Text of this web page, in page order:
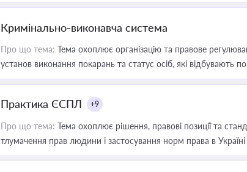
Кримінально-виконавча система
Про що тема: Тема охоплює організацію та правове
установ виконання покарань та статус осіб, які відбувають
Практика ЄСПЛ +9
Про що тема: Тема охоплює рішення, правові позиції та
тлумачення прав людини і застосування норм права в Україні